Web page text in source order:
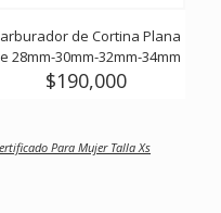
de Cortina Plana
28mm-30mm-32mm-34mm
$190,000
Para Mujer Talla Xs